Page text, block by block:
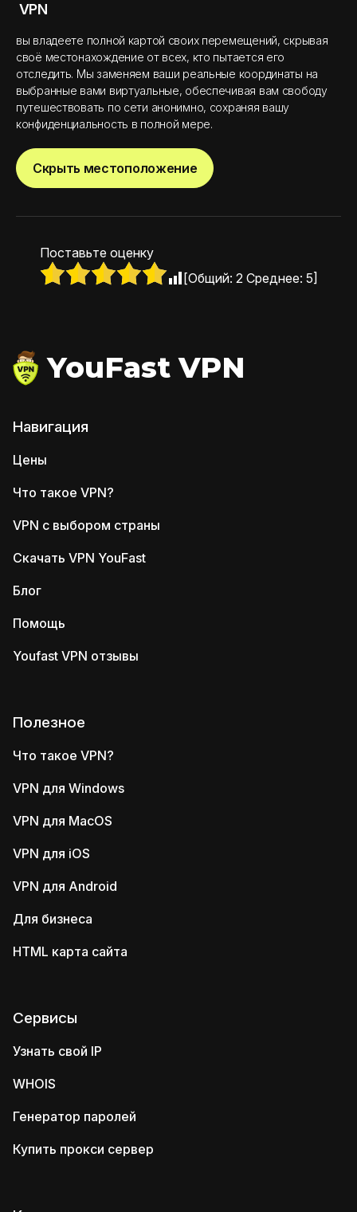
VPN
вы владеете полной картой своих перемещений, скрывая
своё местонахождение от всех, кто пытается его
отследить. Мы заменяем ваши реальные координаты на
выбранные вами виртуальные, обеспечивая вам свободу
путешествовать по сети анонимно, сохраняя вашу
конфиденциальность в полной мере.
Скрыть местоположение
Поставьте оценку
[Общий: 2Среднее: 5]
YouFast VPN
Навигация
Цены
Что такое VPN?
VPN с выбором страны
Скачать VPN YouFast
Блог
Помощь
Youfast VPN отзывы
Полезное
Что такое VPN?
VPN для Windows
VPN для MacOS
VPN для iOS
VPN для Android
Для бизнеса
HTML карта сайта
Сервисы
Узнать свой IP
WHOIS
Генератор паролей
Купить прокси сервер